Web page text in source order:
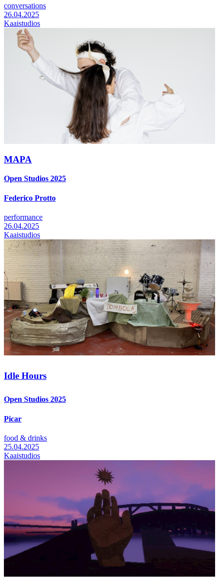
conversations
26.04.2025
Kaaistudios
MAPA
Open Studios 2025
Federico Protto
performance
26.04.2025
Kaaistudios
Idle Hours
Open Studios 2025
Picar
food & drinks
25.04.2025
Kaaistudios